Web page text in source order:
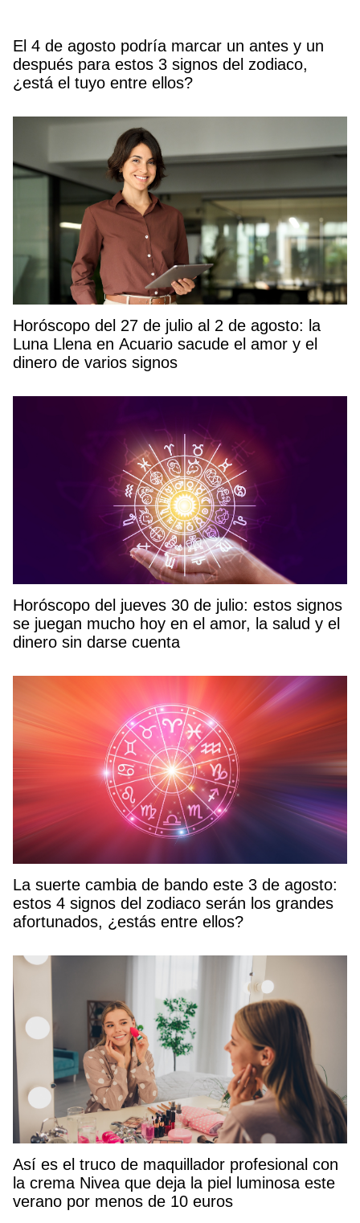
El 4 de agosto podría marcar un antes y un
después para estos 3 signos del zodiaco,
¿está el tuyo entre ellos?
Horóscopo del 27 de julio al 2 de agosto: la
Luna Llena en Acuario sacude el amor y el
dinero de varios signos
Horóscopo del jueves 30 de julio: estos signos
se juegan mucho hoy en el amor, la salud y el
dinero sin darse cuenta
La suerte cambia de bando este 3 de agosto:
estos 4 signos del zodiaco serán los grandes
afortunados, ¿estás entre ellos?
Así es el truco de maquillador profesional con
la crema Nivea que deja la piel luminosa este
verano por menos de 10 euros